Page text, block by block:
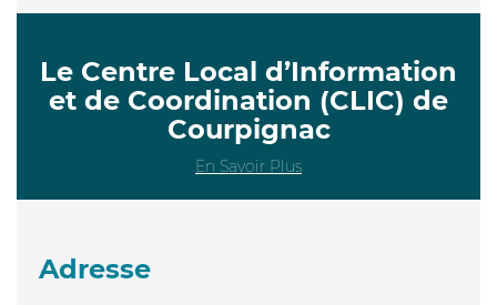
Le Centre Local d’Information
et de Coordination (CLIC) de
Courpignac
En Savoir Plus
Adresse